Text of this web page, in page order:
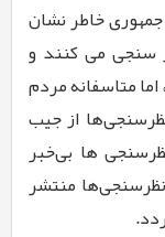
خاطر نشان
سنجی می کنند و
متاسفانه مردم
از جیب
ها بی‌خبر
نظرسنجی‌ها منتشر